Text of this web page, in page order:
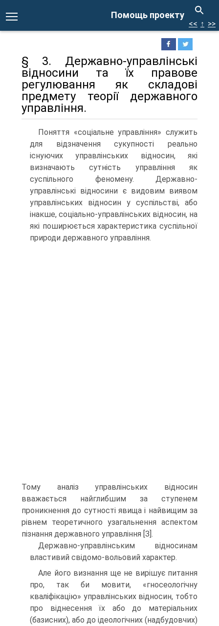
Помощь проекту
<< ↑ >>
§ 3. Державно-управлінські
відносини та їх правове
регулювання як складові
предмету теорії державного
управління.
Поняття «соціальне управління» служить
для відзначення сукупності реально
існуючих управлінських відносин, які
визначають сутність управління як
суспільного феномену. Державно-
управлінські відносини є видовим виявом
управлінських відносин у суспільстві, або
інакше, соціально-управлінських відносин, на
які поширюється характеристика суспільної
природи державного управління.
Тому аналіз управлінських відносин
вважається найглибшим за ступенем
проникнення до сутності явища і найвищим за
рівнем теоретичного узагальнення аспектом
пізнання державного управління [З].
Державно-управлінським відносинам
властивий свідомо-вольовий характер.
Але його визнання ще не вирішує питання
про, так би мовити, «гносеологічну
кваліфікацію» управлінських відносин, тобто
про віднесення їх або до матеріальних
(базисних), або до ідеологічних (надбудовчих)